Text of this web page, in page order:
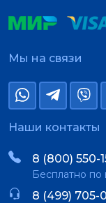
Мы на связи
Наши контакты
8 (800) 550-
Бесплатно по
8 (499) 705-